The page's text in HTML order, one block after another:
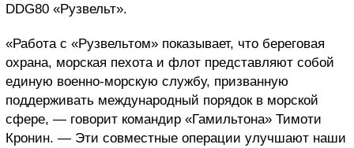
DDG80 «Рузвельт».
«Работа с «Рузвельтом» показывает, что береговая
охрана, морская пехота и флот представляют собой
единую военно-морскую службу, призванную
поддерживать международный порядок в морской
сфере, — говорит командир «Гамильтона» Тимоти
Кронин. — Эти совместные операции улучшают наши